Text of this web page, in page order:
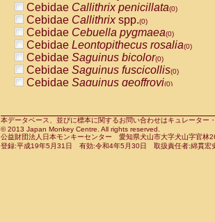
PitheciidaePithecia pithecia(0)
CercopithecidaeCercocebus agilis
CercopithecidaeCercocebus
CercopithecidaeCercocebus
CercopithecidaeCercocebus
CercopithecidaeCercocebus
CercopithecidaeCercocebushybrid
CercopithecidaePapio anubis(0)
CercopithecidaePapio cynocephalus
CercopithecidaePapio hamadryas(0)
Cebidae Callithrix penicillata(0)
Cebidae Callithrixspp.(0)
Cebidae Cebuella pygmaea(0)
Cebidae Leontopithecus rosalia(0)
Cebidae Saguinus bicolor(0)
Cebidae Saguinus fuscicollis(0)
Cebidae Saguinus geoffroyi(0)
CebidaeSaguinus leucopus(0)
CebidaeSaguinus midas(0)
Cebidae Saguinus mystax(0)
本データベース、並びに標本に関するお問い合わせはキュレータ
© 2013 Japan Monkey Centre. All rights reserved.
公益財団法人日本モンキーセンター 愛知県犬山市大字犬山字官
登録:平成19年5月31日 有効:令和4年5月30日 取扱責任者:綿貫宏